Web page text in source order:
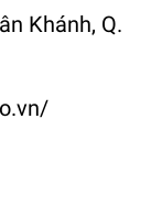
Khánh, Q.